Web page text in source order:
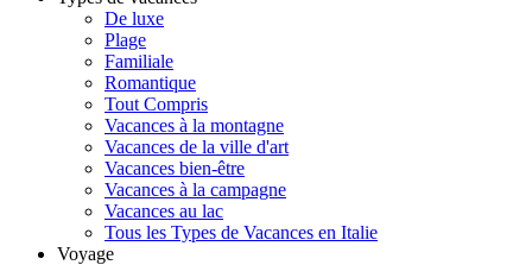
De luxe
Plage
Familiale
Romantique
Tout Compris
Vacances à la montagne
Vacances de la ville d'art
Vacances bien-être
Vacances à la campagne
Vacances au lac
Tous les Types de Vacances en Italie
Voyage